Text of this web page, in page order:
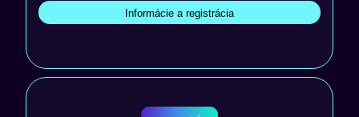
Informácie a registrácia